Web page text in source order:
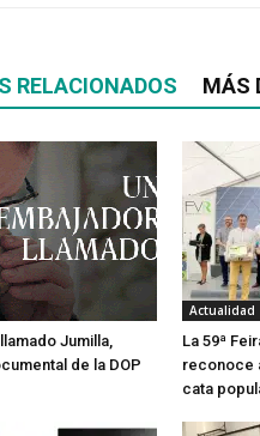
RELACIONADOS MÁS
Jumilla,
de la DOP
Actualidad
La 59ª
reconoce
cata